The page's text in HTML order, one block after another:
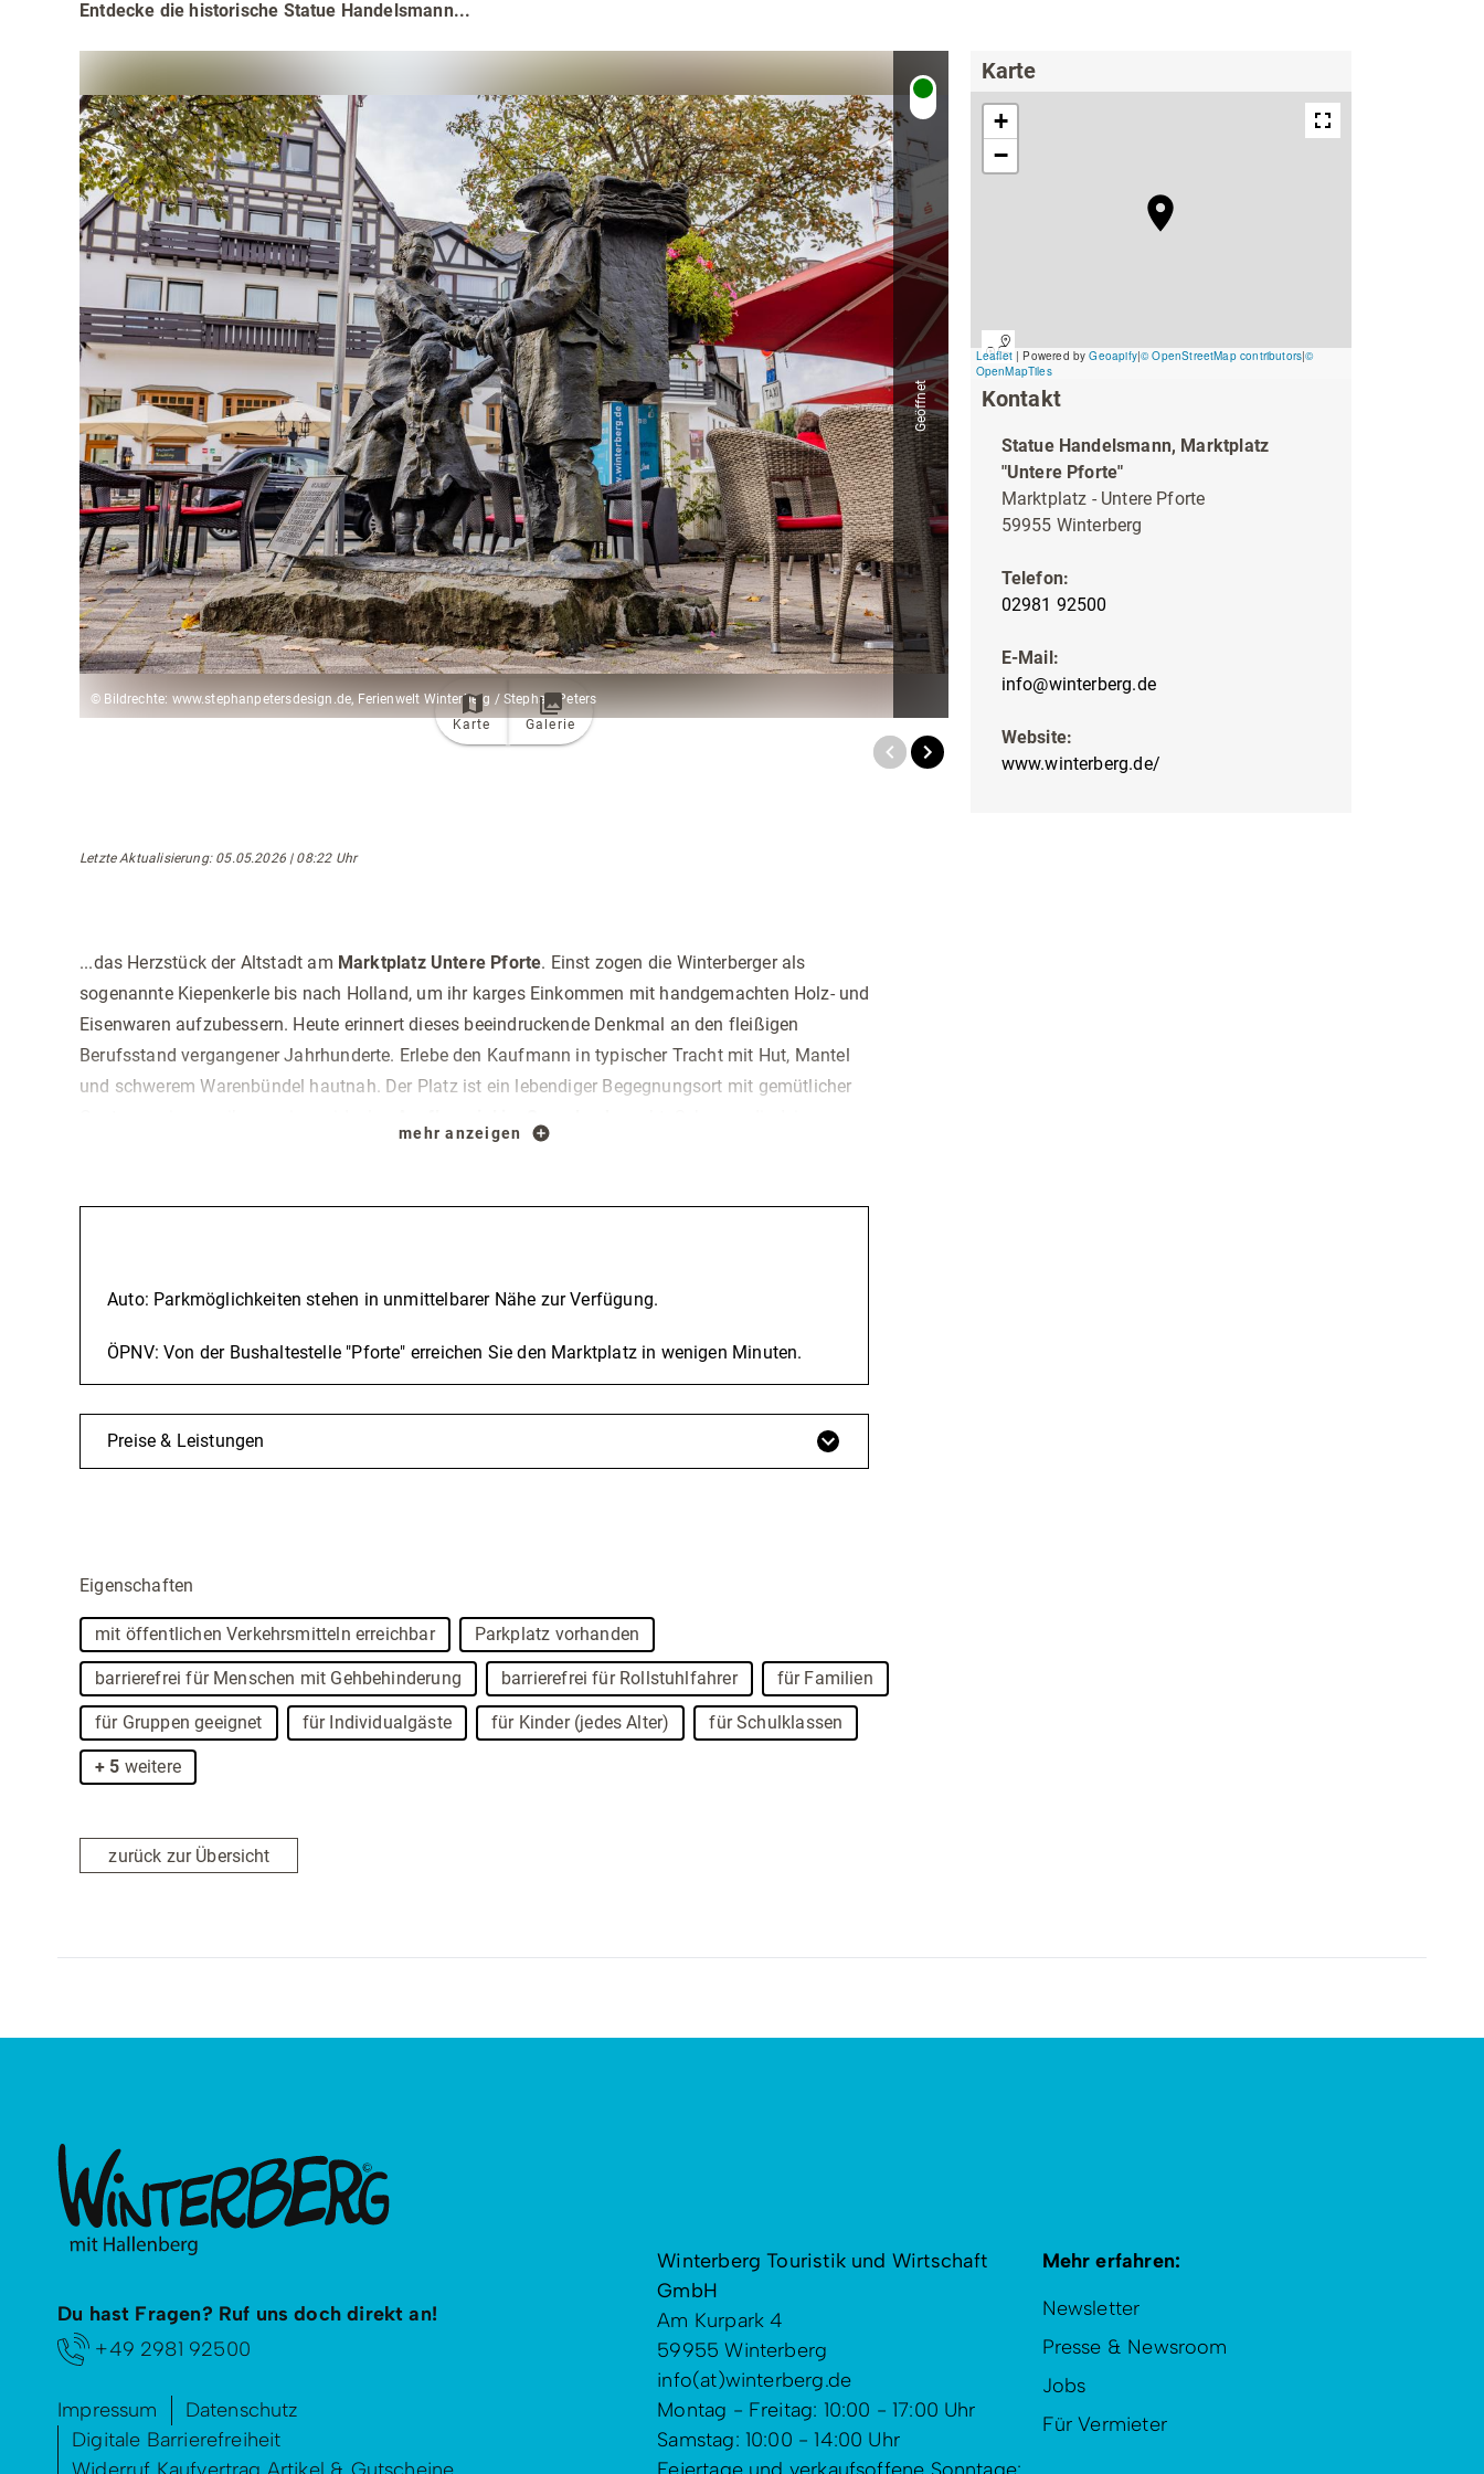
Tourenportal
Naturschutz & Nachhaltigkeit
Kultur & Tradition
Erlebnisgutschein
Onlineshop
Sauerland SommerCard Baumpflanzaktion Unterkünfte & Angebote
Entdecke die historische Statue Handelsmann...
© Bildrechte: www.stephanpetersdesign.de, Ferienwelt Winterberg / Stephan Peters
Geöffnet
Karte Galerie
Letzte Aktualisierung: 05.05.2026 | 08:22 Uhr
...das Herzstück der Altstadt am Marktplatz Untere Pforte. Einst zogen die Winterberger als
sogenannte Kiepenkerle bis nach Holland, um ihr karges Einkommen mit handgemachten Holz- und
Eisenwaren aufzubessern. Heute erinnert dieses beeindruckende Denkmal an den fleißigen
Berufsstand vergangener Jahrhunderte. Erlebe den Kaufmann in typischer Tracht mit Hut, Mantel
und schwerem Warenbündel hautnah. Der Platz ist ein lebendiger Begegnungsort mit gemütlicher
beliebtes Fotomotiv. Verbinde deinen Ausflug mit einem
Winterbergein.
mehr anzeigen
Auto: Parkmöglichkeiten stehen in unmittelbarer Nähe zur Verfügung.
ÖPNV: Von der Bushaltestelle "Pforte" erreichen Sie den Marktplatz in wenigen Minuten.
Preise & Leistungen
Eigenschaften
mit öffentlichen Verkehrsmitteln erreichbar Parkplatz vorhanden
barrierefrei für Menschen mit Gehbehinderung barrierefrei für Rollstuhlfahrer für Familien
für Gruppen geeignet für Individualgäste für Kinder (jedes Alter) für Schulklassen
+ 5 weitere
zurück zur Übersicht
Karte
Kontakt
Statue Handelsmann, Marktplatz
"Untere Pforte"
Marktplatz - Untere Pforte
59955 Winterberg
Telefon:
02981 92500
E-Mail:
info@winterberg.de
Website:
www.winterberg.de/
Du hast Fragen? Ruf uns doch direkt an!
+49 2981 92500
Impressum
Datenschutz
Digitale Barrierefreiheit
Winterberg Touristik und Wirtschaft
GmbH
Am Kurpark 4
59955 Winterberg
info(at)winterberg.de
Montag - Freitag: 10:00 - 17:00 Uhr
Samstag: 10:00 - 14:00 Uhr
Mehr erfahren:
Newsletter
Presse & Newsroom
Jobs
Für Vermieter